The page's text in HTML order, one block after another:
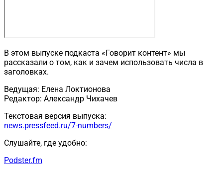
В этом выпуске подкаста «Говорит контент» мы
рассказали о том, как и зачем использовать числа в
заголовках.
Ведущая: Елена Локтионова
Редактор: Александр Чихачев
Текстовая версия выпуска:
news.pressfeed.ru/7-numbers/
Слушайте, где удобно:
Podster.fm